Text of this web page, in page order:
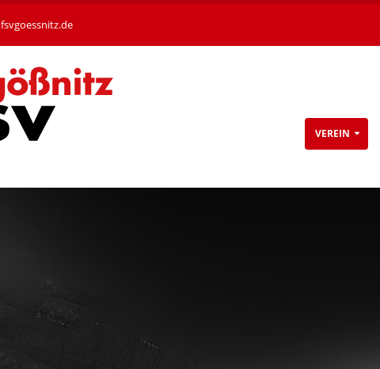
fsvgoessnitzde
VEREIN